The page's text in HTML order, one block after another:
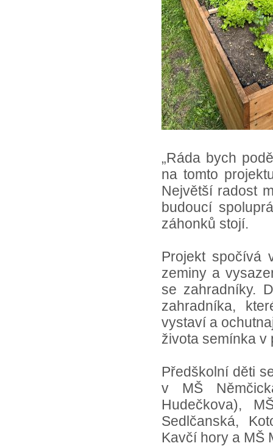
„Ráda bych
na tomto
Největší radost
budoucí
záhonků stojí.
Projekt spočívá
zeminy a
se zahradníky.
zahradníka,
vystaví a
života semínka v
Předškolní děti
v MŠ
Hudečkova),
Sedlčanská,
Kavčí hory a MŠ